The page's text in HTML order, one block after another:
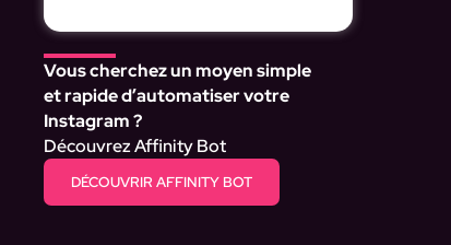
Vous cherchez un moyen simple
et rapide d’automatiser votre
Instagram ?
Découvrez Affinity Bot
DÉCOUVRIR AFFINITY BOT